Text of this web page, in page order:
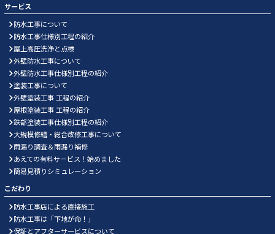
サービス
防水工事について
防水工事仕様別工程の紹介
屋上高圧洗浄と点検
外壁防水工事について
外壁防水工事仕様別工程の紹介
塗装工事について
外壁塗装工事 工程の紹介
屋根塗装工事 工程の紹介
鉄部塗装工事仕様別工程の紹介
大規模修繕・総合改修工事について
雨漏り調査＆雨漏り補修
あえての有料サービス！始めました
簡易見積りシミュレーション
こだわり
防水工事店による直接施工
防水工事は「下地が命！」
保証とアフターサービスについて